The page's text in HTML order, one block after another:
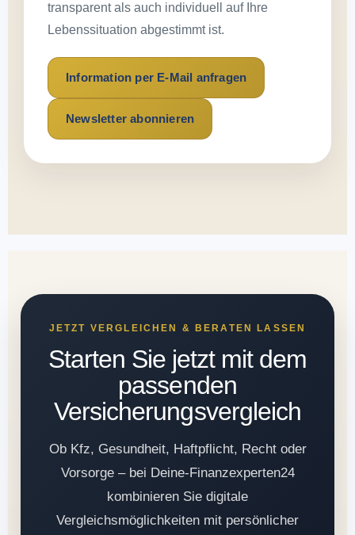
transparent als auch individuell auf Ihre
Lebenssituation abgestimmt ist.
Information per E-Mail anfragen
Newsletter abonnieren
JETZT VERGLEICHEN & BERATEN LASSEN
Starten Sie jetzt mit dem
passenden
Versicherungsvergleich
Ob Kfz, Gesundheit, Haftpflicht, Recht oder
Vorsorge – bei Deine-Finanzexperten24
kombinieren Sie digitale
Vergleichsmöglichkeiten mit persönlicher